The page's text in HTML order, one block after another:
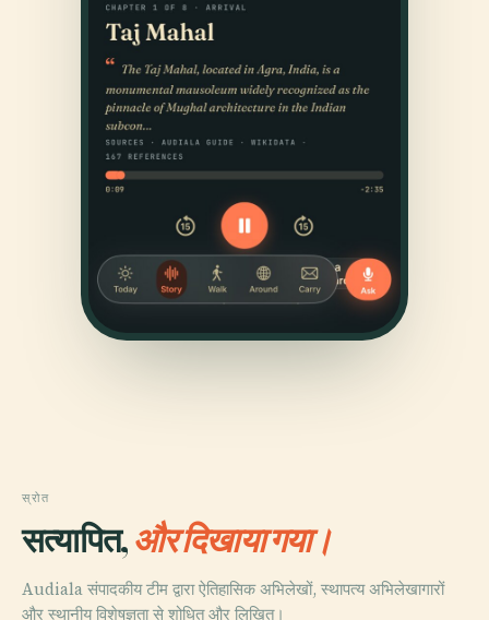
स्रोत
सत्यापित,और दिखाया गया।
Audiala संपादकीय टीम द्वारा ऐतिहासिक अभिलेखों, स्थापत्य अभिलेखागारों
और स्थानीय विशेषज्ञता से शोधित और लिखित।